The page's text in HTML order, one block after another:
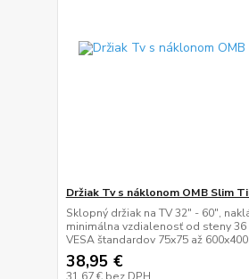
Držiak Tv s náklonom OMB Slim
Sklopný držiak na TV 32" - 60",
minimálna vzdialenosť od steny
VESA štandardov 75x75 až
38,95 €